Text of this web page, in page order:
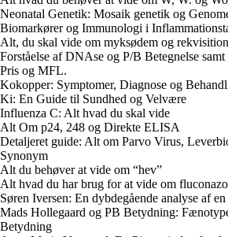
Neonatal Genetik: Mosaik genetik og
Biomarkører og Immunologi i
Alt, du skal vide om myksødem og
Forståelse af DNAse og P/B Betegnelse
Pris og MFL.
Kokopper: Symptomer, Diagnose og
Ki: En Guide til Sundhed og Velvære
Influenza C: Alt hvad du skal vide
Alt Om p24, 248 og Direkte ELISA
Detaljeret guide: Alt om Parvo Virus,
Synonym
Alt du behøver at vide om “hev”
Alt hvad du har brug for at vide om
Søren Iversen: En dybdegående analyse af
Mads Hollegaard og PB Betydning:
Betydning